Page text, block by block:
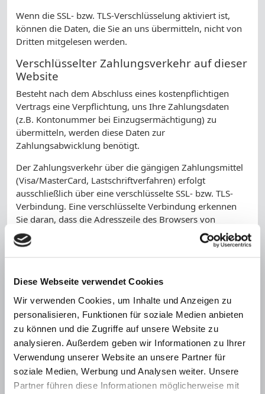
Diese Webseite verwendet Cookies
Wir verwenden Cookies, um Inhalte und Anzeigen zu
personalisieren, Funktionen für soziale Medien anbieten
zu können und die Zugriffe auf unsere Website zu
analysieren. Außerdem geben wir Informationen zu Ihrer
Verwendung unserer Website an unsere Partner für
soziale Medien, Werbung und Analysen weiter. Unsere
Partner führen diese Informationen möglicherweise mit
Wenn die SSL- bzw. TLS-Verschlüsselung aktiviert ist,
können die Daten, die Sie an uns übermitteln, nicht von
Dritten mitgelesen werden.
Verschlüsselter Zahlungsverkehr auf dieser
Website
Besteht nach dem Abschluss eines kostenpflichtigen
Vertrags eine Verpflichtung, uns Ihre Zahlungsdaten
(z.B. Kontonummer bei Einzugsermächtigung) zu
übermitteln, werden diese Daten zur
Zahlungsabwicklung benötigt.
Der Zahlungsverkehr über die gängigen Zahlungsmittel
(Visa/MasterCard, Lastschriftverfahren) erfolgt
ausschließlich über eine verschlüsselte SSL- bzw. TLS-
Verbindung. Eine verschlüsselte Verbindung erkennen
Sie daran, dass die Adresszeile des Browsers von
"http://" auf "https://" wechselt und an dem Schloss-
Symbol in Ihrer Browserzeile.
Zahlungsdaten, die Sie an uns übermitteln, nicht von
Auskunft, Sperrung, Löschung
Sie haben im Rahmen der geltenden gesetzlichen
Bestimmungen jederzeit das Recht auf unentgeltliche
Auskunft über Ihre gespeicherten personenbezogenen
Daten, deren Herkunft und Empfänger und den Zweck
der Datenverarbeitung und ggf. ein Recht auf